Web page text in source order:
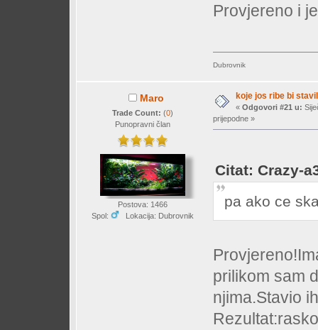
Provjereno i
Dubrovnik
Maro
Trade Count: (0)
Punopravni član
Postova: 1466
Spol:
Lokacija: Dubrovnik
koje jos ribe bi
« Odgovori #21 u:
prijepodne »
Citat: Crazy-
pa ako ce
prilikom sam
njima.Stavio